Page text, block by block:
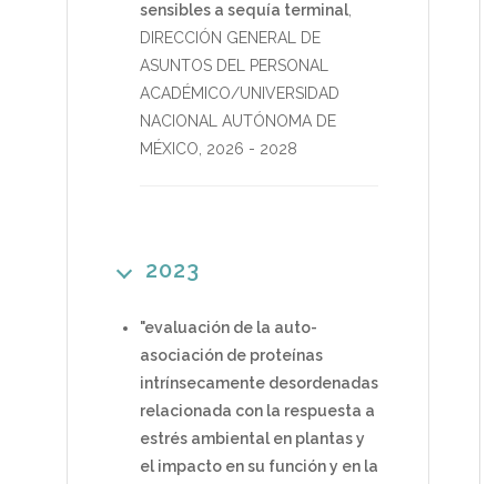
sensibles a sequía terminal,
DIRECCIÓN GENERAL DE
ASUNTOS DEL PERSONAL
ACADÉMICO/UNIVERSIDAD
NACIONAL AUTÓNOMA DE
MÉXICO, 2026 - 2028
2023
"evaluación de la auto-
asociación de proteínas
intrínsecamente desordenadas
relacionada con la respuesta a
estrés ambiental en plantas y
el impacto en su función y en la